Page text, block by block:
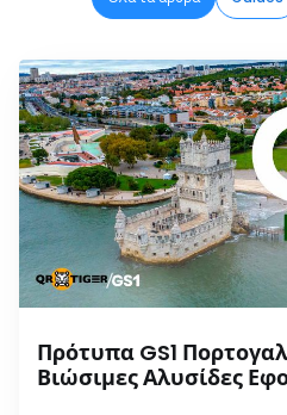
Πρότυπα GS1
Βιώσιμες Αλυσίδες